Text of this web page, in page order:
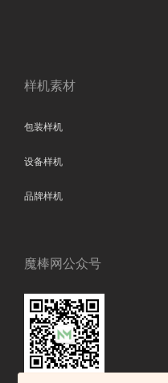
样机素材
包装样机
设备样机
品牌样机
魔棒网公众号